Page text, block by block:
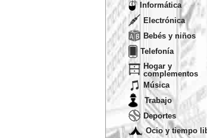
Informática
Electrónica
Bebés y niños
Telefonía
Hogar y
complementos
Música
Trabajo
Deportes
Ocio y tiempo